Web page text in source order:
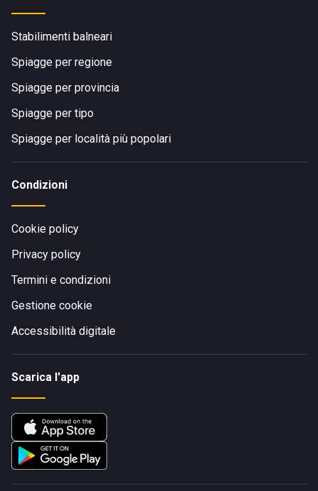
Stabilimenti balneari
Spiagge per regione
Spiagge per provincia
Spiagge per tipo
Spiagge per località più popolari
Condizioni
Cookie policy
Privacy policy
Termini e condizioni
Gestione cookie
Accessibilità digitale
Scarica l'app